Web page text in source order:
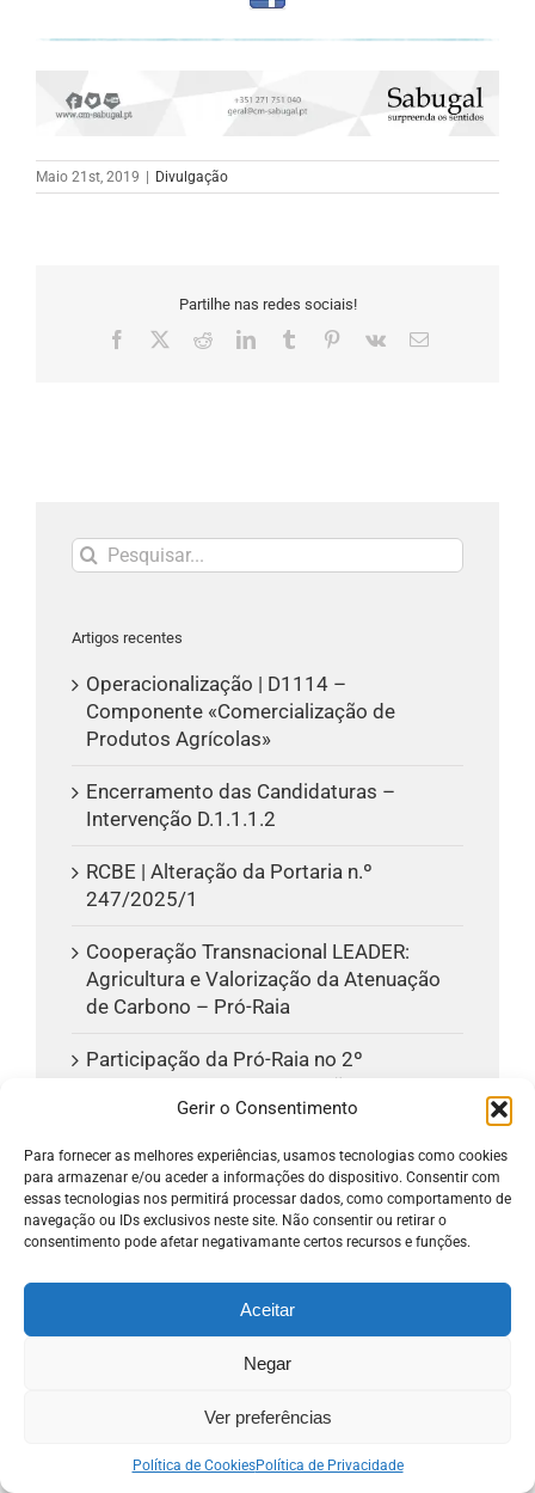
Gerir o Consentimento
Para fornecer as melhores experiências, usamos tecnologias como cookies
para armazenar e/ou aceder a informações do dispositivo. Consentir com
essas tecnologias nos permitirá processar dados, como comportamento de
navegação ou IDs exclusivos neste site. Não consentir ou retirar o
consentimento pode afetar negativamante certos recursos e funções.
Aceitar
Negar
Ver preferências
Política de CookiesPolítica de Privacidade
Maio 21st, 2019 Divulgação
Partilhe nas redes sociais!
Facebook RedditLinkedInTumblr Pinterest
Vk
Email
Pesquisar
Artigos recentes
Operacionalização | D1114 –
Componente «Comercialização de
Produtos Agrícolas»
Encerramento das Candidaturas –
Intervenção D.1.1.1.2
RCBE | Alteração da Portaria n.º
247/2025/1
Cooperação Transnacional LEADER:
Agricultura e Valorização da Atenuação
de Carbono – Pró-Raia
Participação da Pró-Raia no 2º
Natureza no dia 3 de junho de 2026
Arquivo
Agosto 2026
Janeiro 2026
Dezembro 2025